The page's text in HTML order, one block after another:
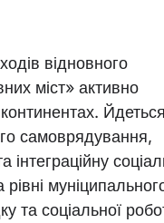
відновного
міст» активно
самоврядування,
рівні
та соціальної